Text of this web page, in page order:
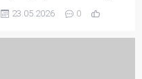
Yaş ilerledikçe destek
23.05.2026 0